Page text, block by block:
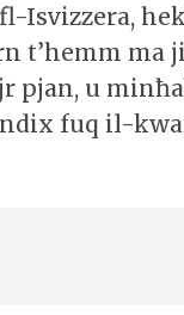
Isvizzera,
t’hemm
u
fuq il-